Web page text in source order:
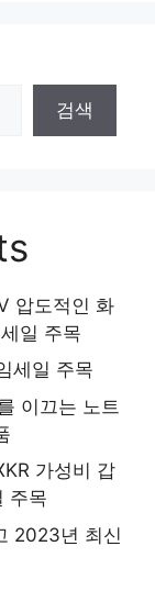
검색
압도적인 화
일 주목
세일 주목
이끄는 노트
가성비 갑
주목
2023년 최신